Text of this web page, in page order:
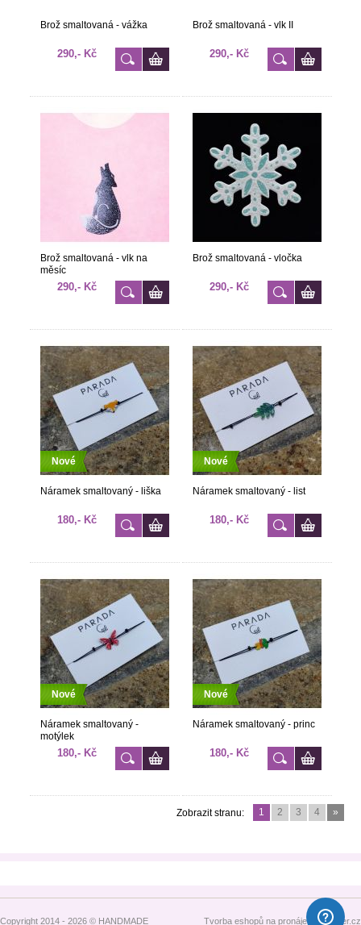
Brož smaltovaná - vážka
290,- Kč
Brož smaltovaná - vlk II
290,- Kč
Brož smaltovaná - vlk na
měsíc
290,- Kč
Brož smaltovaná - vločka
290,- Kč
Nové
Náramek smaltovaný - liška
180,- Kč
Nové
Náramek smaltovaný - list
180,- Kč
Nové
Náramek smaltovaný -
motýlek
180,- Kč
Nové
Náramek smaltovaný - princ
180,- Kč
Zobrazit stranu: 1 2 3 4 »
Copyright 2014 - 2026 © HANDMADE Tvorba eshopů na pronájem - Atomer.cz